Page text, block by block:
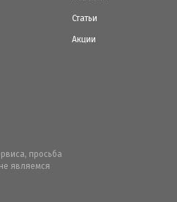
Статьи
Акции
просьба
являемся